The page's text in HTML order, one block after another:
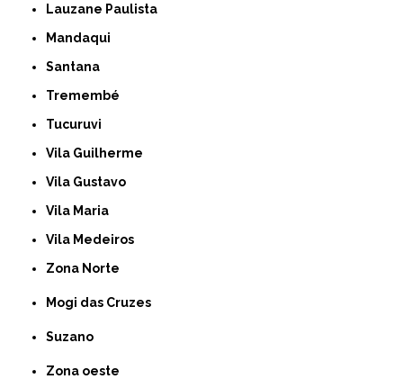
Lauzane Paulista
Mandaqui
Santana
Tremembé
Tucuruvi
Vila Guilherme
Vila Gustavo
Vila Maria
Vila Medeiros
Zona Norte
Mogi das Cruzes
Suzano
Zona oeste